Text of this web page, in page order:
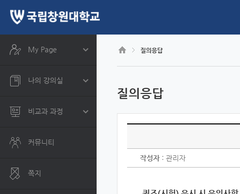
텐
My Page
나의 강의실
비교과 과정
커뮤니티
쪽지
질의응답
질의응답
작성자 : 관리자